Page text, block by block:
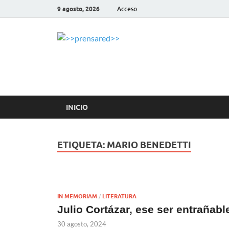
9 agosto, 2026 Acceso
INICIO
ETIQUETA: MARIO BENEDETTI
IN MEMORIAM / LITERATURA
Julio Cortázar, ese ser
30 agosto, 2024